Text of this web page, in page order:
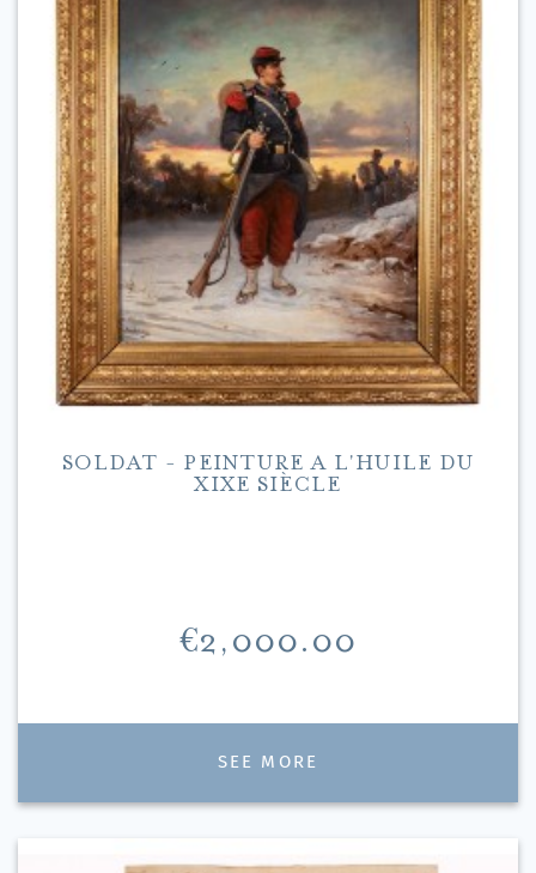
SOLDAT - PEINTURE A L'HUILE DU
XIXE SIÈCLE
Price
€2,000.00
SEE MORE